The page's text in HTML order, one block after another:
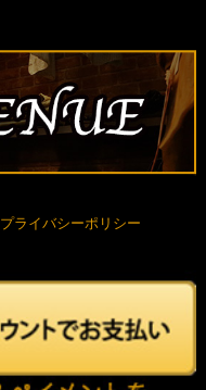
プライバシーポリシー